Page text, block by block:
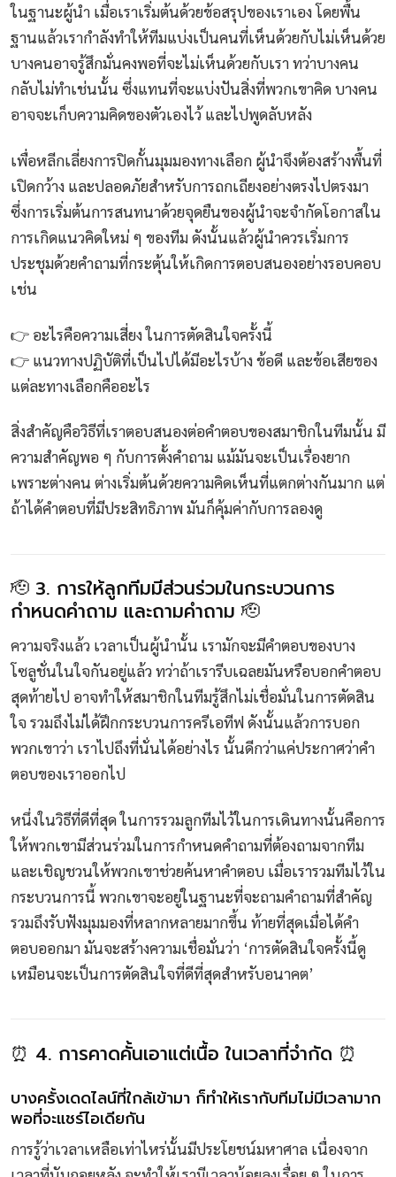
ในฐานะผู้นำ เมื่อเราเริ่มต้นด้วยข้อสรุปของเราเอง โดยพื้น
ฐานแล้วเรากำลังทำให้ทีมแบ่งเป็นคนที่เห็นด้วยกับไม่เห็นด้วย
บางคนอาจรู้สึกมั่นคงพอที่จะไม่เห็นด้วยกับเรา ทว่าบางคน
กลับไม่ทำเช่นนั้น ซึ่งแทนที่จะแบ่งปันสิ่งที่พวกเขาคิด บางคน
อาจจะเก็บความคิดของตัวเองไว้ และไปพูดลับหลัง
เพื่อหลีกเลี่ยงการปิดกั้นมุมมองทางเลือก ผู้นำจึงต้องสร้างพื้นที่
เปิดกว้าง และปลอดภัยสำหรับการถกเถียงอย่างตรงไปตรงมา
ซึ่งการเริ่มต้นการสนทนาด้วยจุดยืนของผู้นำจะจำกัดโอกาสใน
การเกิดแนวคิดใหม่ ๆ ของทีม ดังนั้นแล้วผู้นำควรเริ่มการ
ประชุมด้วยคำถามที่กระตุ้นให้เกิดการตอบสนองอย่างรอบคอบ
เช่น
👉 อะไรคือความเสี่ยง ในการตัดสินใจครั้งนี้
👉 แนวทางปฏิบัติที่เป็นไปได้มีอะไรบ้าง ข้อดี และข้อเสียของ
แต่ละทางเลือกคืออะไร
สิ่งสำคัญคือวิธีที่เราตอบสนองต่อคำตอบของสมาชิกในทีมนั้น มี
ความสำคัญพอ ๆ กับการตั้งคำถาม แม้มันจะเป็นเรื่องยาก
เพราะต่างคน ต่างเริ่มต้นด้วยความคิดเห็นที่แตกต่างกันมาก แต่
ถ้าได้คำตอบที่มีประสิทธิภาพ มันก็คุ้มค่ากับการลองดู
🫡 3. การให้ลูกทีมมีส่วนร่วมในกระบวนการ
กำหนดคำถาม และถามคำถาม 🫡
ความจริงแล้ว เวลาเป็นผู้นำนั้น เรามักจะมีคำตอบของบาง
โซลูชั่นในใจกันอยู่แล้ว ทว่าถ้าเรารีบเฉลยมันหรือบอกคำตอบ
สุดท้ายไป อาจทำให้สมาชิกในทีมรู้สึกไม่เชื่อมั่นในการตัดสิน
ใจ รวมถึงไม่ได้ฝึกกระบวนการครีเอทีฟ ดังนั้นแล้วการบอก
พวกเขาว่า เราไปถึงที่นั่นได้อย่างไร นั้นดีกว่าแค่ประกาศว่าคำ
ตอบของเราออกไป
หนึ่งในวิธีที่ดีที่สุด ในการรวมลูกทีมไว้ในการเดินทางนั้นคือการ
ให้พวกเขามีส่วนร่วมในการกำหนดคำถามที่ต้องถามจากทีม
และเชิญชวนให้พวกเขาช่วยค้นหาคำตอบ เมื่อเรารวมทีมไว้ใน
กระบวนการนี้ พวกเขาจะอยู่ในฐานะที่จะถามคำถามที่สำคัญ
รวมถึงรับฟังมุมมองที่หลากหลายมากขึ้น ท้ายที่สุดเมื่อได้คำ
ตอบออกมา มันจะสร้างความเชื่อมั่นว่า ‘การตัดสินใจครั้งนี้ดู
เหมือนจะเป็นการตัดสินใจที่ดีที่สุดสำหรับอนาคต’
⏰ 4. การคาดคั้นเอาแต่เนื้อ ในเวลาที่จำกัด ⏰
บางครั้งเดดไลน์ที่ใกล้เข้ามา ก็ทำให้เรากับทีมไม่มีเวลามาก
พอที่จะแชร์ไอเดียกัน
การรู้ว่าเวลาเหลือเท่าไหร่นั้นมีประโยชน์มหาศาล เนื่องจาก